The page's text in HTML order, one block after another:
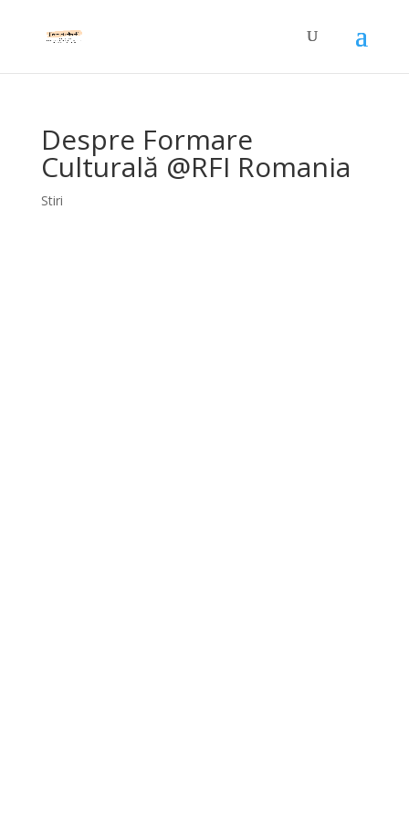
Despre Formare
Culturală @RFI Romania
Stiri